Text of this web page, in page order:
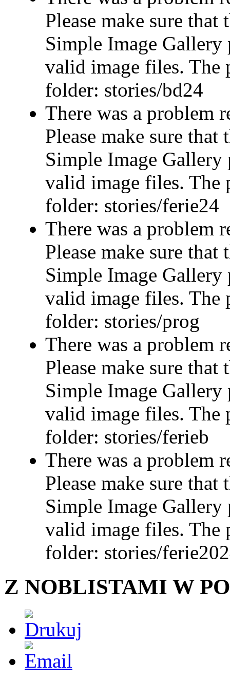
Please make sure
Simple Image Gallery
valid image files. The
folder: stories/bd24
There was a problem
Please make sure
Simple Image Gallery
valid image files. The
folder: stories/ferie24
There was a problem
Please make sure
Simple Image Gallery
valid image files. The
folder: stories/prog
There was a problem
Please make sure
Simple Image Gallery
valid image files. The
folder: stories/ferieb
There was a problem
Please make sure
Simple Image Gallery
valid image files. The
folder: stories/
Z NOBLISTAMI W